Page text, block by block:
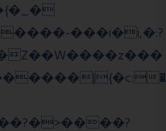
���i�i,�:?